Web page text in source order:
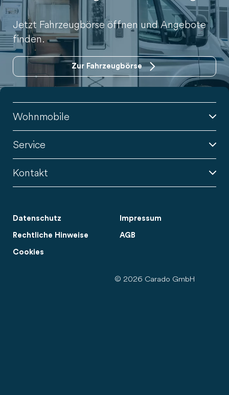
zu den passenden Optionen.
Jetzt Fahrzeugbörse öffnen und Angebote
finden.
Zur Fahrzeugbörse
Wohnmobile
Service
Kontakt
Datenschutz Impressum
Rechtliche Hinweise AGB
Cookies
© 2026 Carado GmbH